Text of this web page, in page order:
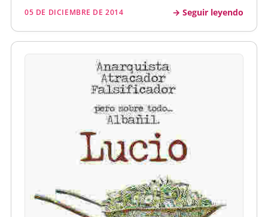
escenarios? Así que vamos a probar otra vez
haciendo un test bastant…
05 DE DICIEMBRE DE 2014 Seguir leyendo